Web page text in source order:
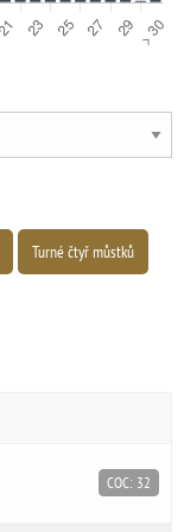
Turné čtyř můstků
COC: 32